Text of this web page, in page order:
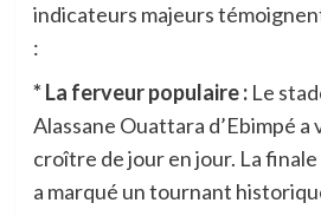
indicateurs majeurs
:
* La ferveur populaire :Le
Alassane Ouattara d’Ebimpé
croître de jour en jour. La
a marqué un tournant